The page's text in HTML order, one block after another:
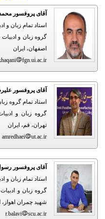
آقای پروفسور محمد
استاد تمام زبان و ادبیات
گروه زبان و ادبیات
اصفهان، ایران
khaqani
fgn.ui.ac.ir
آقای پروفسور علیرضا
استاد تمام گروه زبان و
گروه زبان و ادبیات
تهران، قم، ایران
amredhaei
ut.ac.ir
آقای پروفسور رسول
استاد تمام زبان و ادبیات
گروه زبان و ادبیات
شهید چمران اهواز، اهواز،
r.balavi
scu.ac.ir